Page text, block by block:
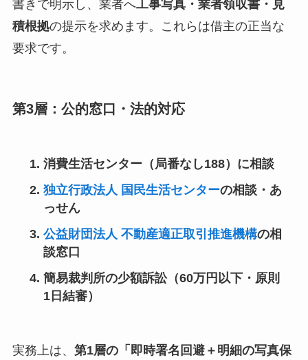
書きで明示し、業者へ工事写真・業者領収書・見
積根拠の提示を求めます。これらは借主の正当な
要求です。
第3層：公的窓口・法的対応
消費生活センター（局番なし188）に相談
独立行政法人 国民生活センターの相談・あ
っせん
公益財団法人 不動産適正取引推進機構の相
談窓口
簡易裁判所の少額訴訟（60万円以下・原則
1日結審）
実務上は、 第1層の「即時署名回避＋明細の写真保